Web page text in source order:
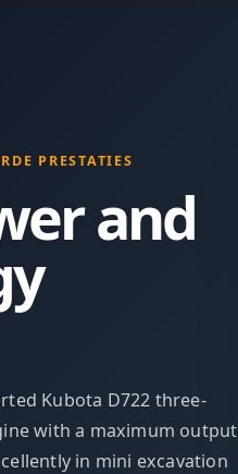
PRESTATIES
and
Kubota D722 three-
with a maximum output
in mini excavation